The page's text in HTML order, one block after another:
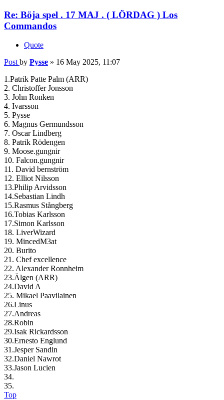
Re: Böja spel . 17 MAJ . ( LÖRDAG ) Los
Commandos
Quote
Post by Pysse » 16 May 2025, 11:07
1.Patrik Patte Palm (ARR)
2. Christoffer Jonsson
3. John Ronken
4. Ivarsson
5. Pysse
6. Magnus Germundsson
7. Oscar Lindberg
8. Patrik Rödengen
9. Moose.gungnir
10. Falcon.gungnir
11. David bernström
12. Elliot Nilsson
13.Philip Arvidsson
14.Sebastian Lindh
15.Rasmus Stångberg
16.Tobias Karlsson
17.Simon Karlsson
18. LiverWizard
19. MincedM3at
20. Burito
21. Chef excellence
22. Alexander Ronnheim
23.Älgen (ARR)
24.David A
25. Mikael Paavilainen
26.Linus
27.Andreas
28.Robin
29.Isak Rickardsson
30.Ernesto Englund
31.Jesper Sandin
32.Daniel Nawrot
33.Jason Lucien
34.
35.
Top